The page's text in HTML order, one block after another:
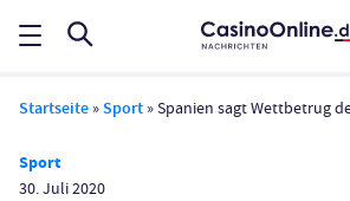
Startseite »Sport »Spanien sagt Wettbetrug
Sport
30. Juli 2020